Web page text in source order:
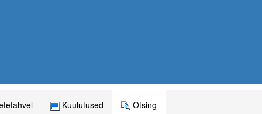
Kuulutused Otsing